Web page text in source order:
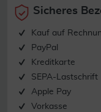
Sicheres
Kauf auf
PayPal
Kreditkarte
SEPA-Lastschrift
Apple Pay
Vorkasse